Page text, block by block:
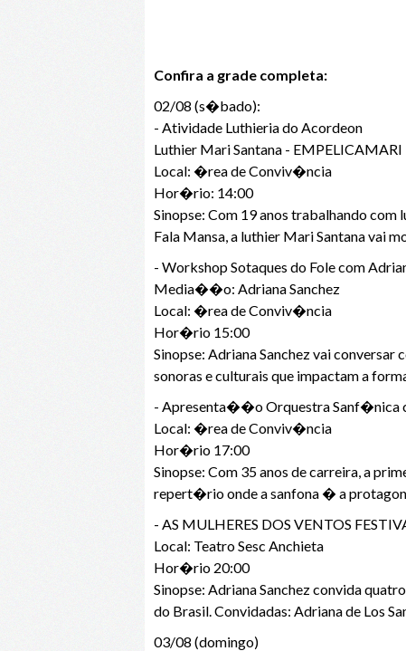
Confira a grade completa:
02/08 (s�bado):
- Atividade Luthieria do Acordeon
Luthier Mari Santana - EMPELICAMARI
Local: �rea de Conviv�ncia
Hor�rio: 14:00
Sinopse: Com 19 anos trabalhando
Fala Mansa, a luthier Mari Santana vai
- Workshop Sotaques do Fole com
Media��o: Adriana Sanchez
Local: �rea de Conviv�ncia
Hor�rio 15:00
Sinopse: Adriana Sanchez vai
sonoras e culturais que impactam a
- Apresenta��o Orquestra Sanf�nica
Local: �rea de Conviv�ncia
Hor�rio 17:00
Sinopse: Com 35 anos de carreira, a
repert�rio onde a sanfona � a
- AS MULHERES DOS VENTOS
Local: Teatro Sesc Anchieta
Hor�rio 20:00
Sinopse: Adriana Sanchez convida
do Brasil. Convidadas: Adriana de Los
03/08 (domingo)